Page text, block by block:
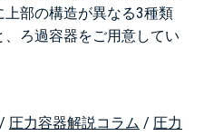
上部の構造が異なる3種類
、ろ過容器をご用意してい
/ 圧力容器解説コラム / 圧力